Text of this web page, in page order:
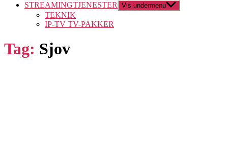
STREAMINGTJENESTER
Vis undermenu
TEKNIK
IP-TV TV-PAKKER
Tag: Sjov